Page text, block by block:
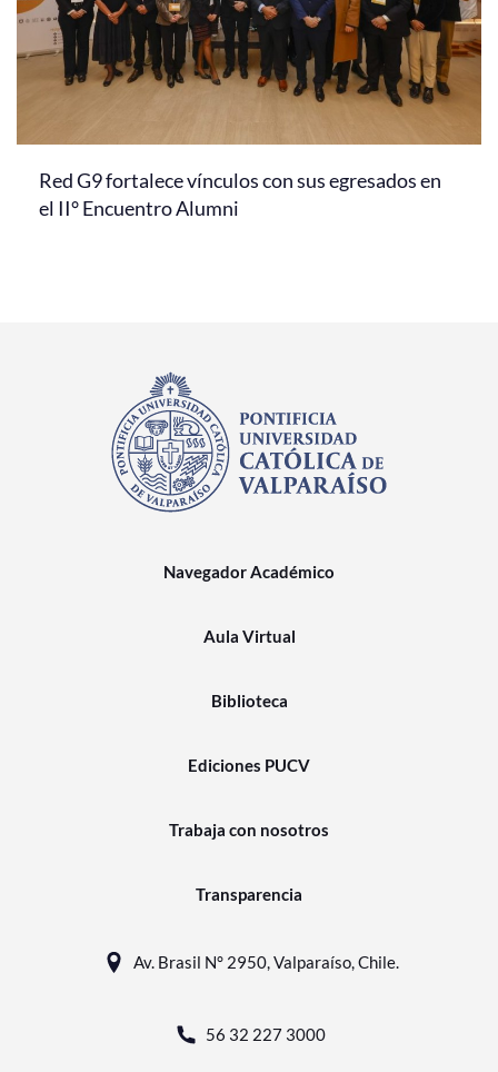
Red G9 fortalece vínculos con sus egresados en
el II° Encuentro Alumni
Navegador Académico
Aula Virtual
Biblioteca
Ediciones PUCV
Trabaja con nosotros
Transparencia
Av. Brasil N° 2950, Valparaíso, Chile.
56 32 227 3000